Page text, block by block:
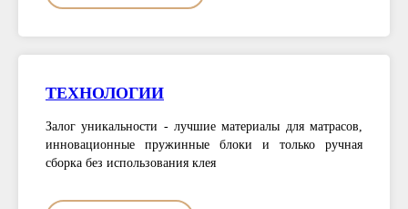
ТЕХНОЛОГИИ
Залог уникальности - лучшие материалы для матрасов,
инновационные пружинные блоки и только ручная
сборка без использования клея